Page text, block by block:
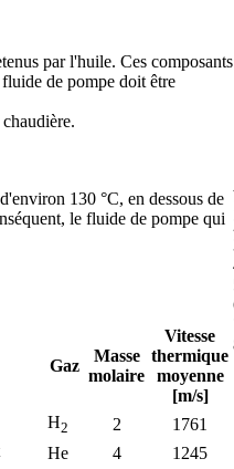
par l'huile. Ces composants
de pompe doit être
130 °C, en dessous de
le fluide de pompe qui
Gaz
Masse
molaire
Vitesse
thermique
moyenne
[m/s]
H2 2
1761
He
4
1245